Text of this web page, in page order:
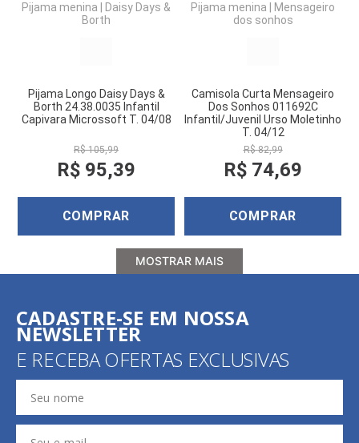
Pijama menina
Daisy Days &
Borth
Pijama Longo Daisy Days &
Borth 24.38.0035 Infantil
Capivara Microssoft T. 04/08
R$ 105,99
R$ 95,39
COMPRAR
Pijama menina
Mensageiro
dos sonhos
Camisola Curta Mensageiro
Dos Sonhos 011692C
Infantil/Juvenil Urso Moletinho
T. 04/12
R$ 82,99
R$ 74,69
COMPRAR
MOSTRAR MAIS
CADASTRE-SE EM NOSSA
NEWSLETTER
E RECEBA OFERTAS EXCLUSIVAS